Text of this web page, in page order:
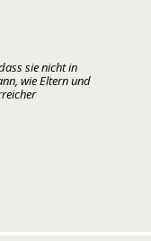
sie nicht in
wie Eltern und